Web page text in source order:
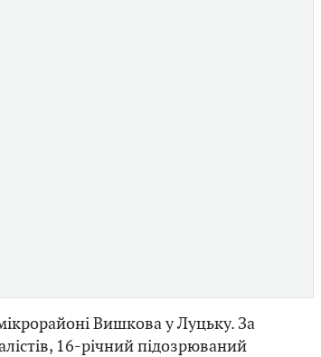
Вишкова у Луцьку. За
16-річний підозрюваний